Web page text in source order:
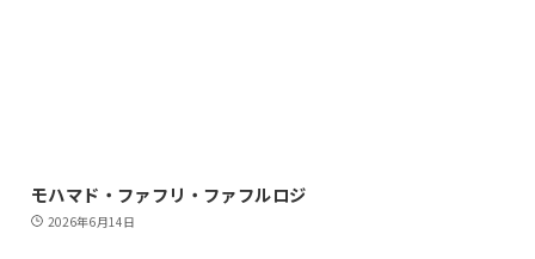
モハマド・ファフリ・ファフルロジ
2026年6月14日